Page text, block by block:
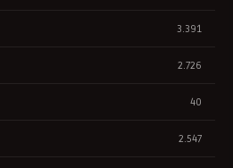
3.391
2.726
40
2.547